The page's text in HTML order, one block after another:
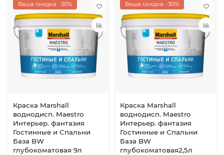
Ваша скидка: -30%
Краска Marshall
воднодисп. Maestro
Интерьер. фантазия
Гостинные и Спальни
База BW
глубокоматовая 9л
Ваша скидка: -30%
Краска Marshall
воднодисп. Maestro
Интерьер. фантазия
Гостинные и Спальни
База BW
глубокоматовая2,5л